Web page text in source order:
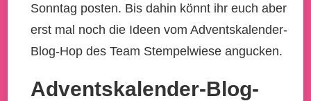
Sonntag posten. Bis dahin könnt ihr euch aber
erst mal noch die Ideen vom Adventskalender-
Blog-Hop des Team Stempelwiese angucken.
Adventskalender-Blog-